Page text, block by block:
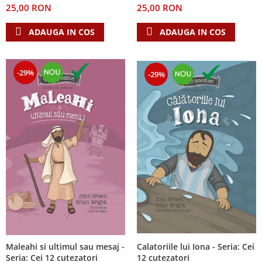
Teologie
A doua venire
Dogmatica
Istoria Bisericii
Misiune
Viata crestina
Contemporaneitate
Devotional
Diverse
Lupta Spirituala
Schimbarea caracterului
Slujire
Suferinta
Viata din belsug
Viata de zi cu zi
25,00 RON
ADAUGA IN COS
25,00 RON
ADAUGA IN COS
-29%
Maleahi si ultimul sau mesaj -
Seria: Cei 12 cutezatori
-29%
Calatoriile lui Iona - Seria: Cei
12 cutezatori